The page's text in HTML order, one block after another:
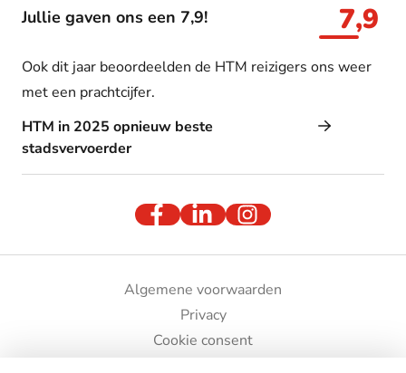
Jullie gaven ons een 7,9! 7,9
Ook dit jaar beoordeelden de HTM reizigers ons weer
met een prachtcijfer.
HTM in 2025 opnieuw beste
stadsvervoerder
Algemene voorwaarden
Privacy
Cookie consent